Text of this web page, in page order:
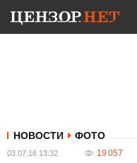
НОВОСТИ ФОТО
03.07.16 13:32 19 057